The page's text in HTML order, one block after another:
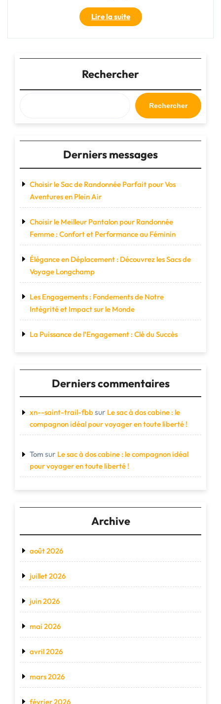
Lire la suite"La
Boutique
Élégante
Un
Paradis
du
Shopping
pour
les
Rechercher
Rechercher
Derniers messages
Choisir le Sac de Randonnée Parfait pour Vos
Aventures en Plein Air
Choisir le Meilleur Pantalon pour Randonnée
Femme : Confort et Performance au Féminin
Élégance en Déplacement : Découvrez les Sacs de
Voyage Longchamp
Les Engagements : Fondements de Notre
Intégrité et Impact sur le Monde
La Puissance de l’Engagement : Clé du Succès
Derniers commentaires
xn--saint-trail-fbbsur Le sac à dos cabine : le
compagnon idéal pour voyager en toute liberté !
Tom sur Le sac à dos cabine : le compagnon idéal
pour voyager en toute liberté !
Archive
août 2026
juillet 2026
juin 2026
mai 2026
avril 2026
mars 2026
février 2026